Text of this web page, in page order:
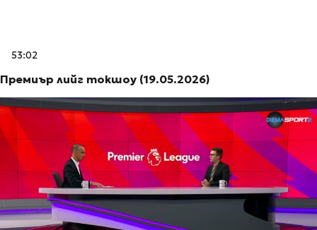
53:02
Премиър лийг токшоу (19.05.2026)